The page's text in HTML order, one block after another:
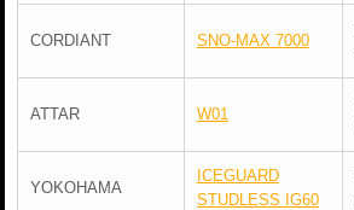
CORDIANT SNO-MAX 7000
ATTAR W01
YOKOHAMA
ICEGUARD
STUDLESS IG60